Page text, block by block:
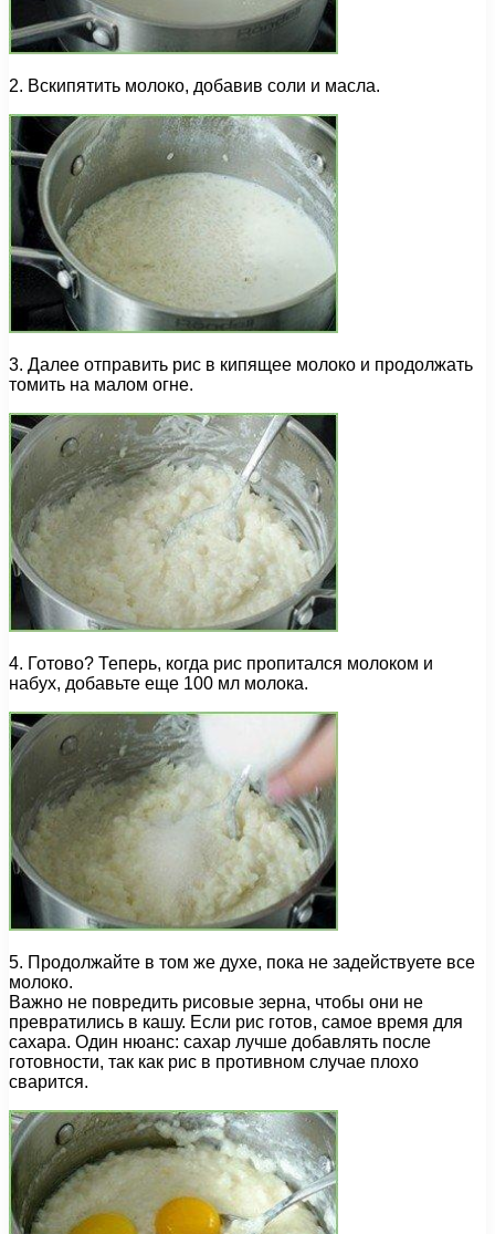
2. Вскипятить молоко, добавив соли и масла.
3. Далее отправить рис в кипящее молоко и продолжать
томить на малом огне.
4. Готово? Теперь, когда рис пропитался молоком и
набух, добавьте еще 100 мл молока.
5. Продолжайте в том же духе, пока не задействуете все
молоко.
Важно не повредить рисовые зерна, чтобы они не
превратились в кашу. Если рис готов, самое время для
сахара. Один нюанс: сахар лучше добавлять после
готовности, так как рис в противном случае плохо
сварится.